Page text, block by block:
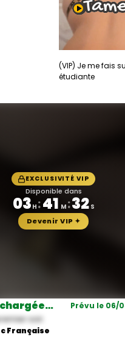
(VIP) Je me fais
étudiante
EXCLUSIVITÉ VIP
Disponible dans
03 H :41 M :29 S
Devenir VIP ✦
Prévu le 06/
soir.
Française